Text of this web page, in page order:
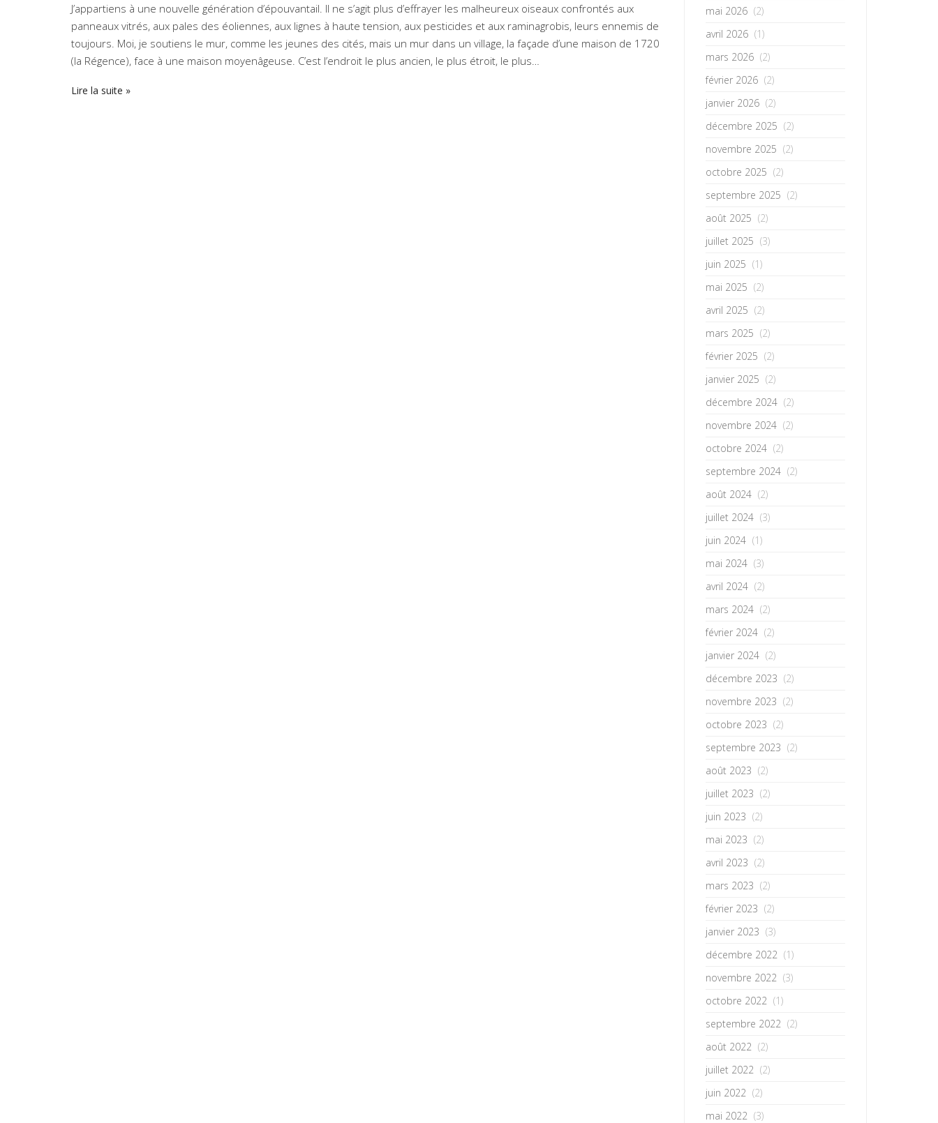
J’appartiens à une nouvelle génération d’épouvantail. Il ne s’agit plus d’effrayer les malheureux oiseaux confrontés aux
panneaux vitrés, aux pales des éoliennes, aux lignes à haute tension, aux pesticides et aux raminagrobis, leurs ennemis de
toujours. Moi, je soutiens le mur, comme les jeunes des cités, mais un mur dans un village, la façade d’une maison de 1720
(la Régence), face à une maison moyenâgeuse. C’est l’endroit le plus ancien, le plus étroit, le plus…
Lire la suite
mai 2026 (2)
avril 2026 (1)
mars 2026 (2)
février 2026 (2)
janvier 2026 (2)
décembre 2025 (2)
novembre 2025 (2)
octobre 2025 (2)
septembre 2025 (2)
août 2025 (2)
juillet 2025 (3)
juin 2025 (1)
mai 2025 (2)
avril 2025 (2)
mars 2025 (2)
février 2025 (2)
janvier 2025 (2)
décembre 2024 (2)
novembre 2024 (2)
octobre 2024 (2)
septembre 2024 (2)
août 2024 (2)
juillet 2024 (3)
juin 2024 (1)
mai 2024 (3)
avril 2024 (2)
mars 2024 (2)
février 2024 (2)
janvier 2024 (2)
décembre 2023 (2)
novembre 2023 (2)
octobre 2023 (2)
septembre 2023 (2)
août 2023 (2)
juillet 2023 (2)
juin 2023 (2)
mai 2023 (2)
avril 2023 (2)
mars 2023 (2)
février 2023 (2)
janvier 2023 (3)
décembre 2022 (1)
novembre 2022 (3)
octobre 2022 (1)
septembre 2022 (2)
août 2022 (2)
juillet 2022 (2)
juin 2022 (2)
mai 2022 (3)